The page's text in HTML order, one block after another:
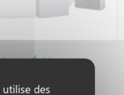
Évidence
utilise des